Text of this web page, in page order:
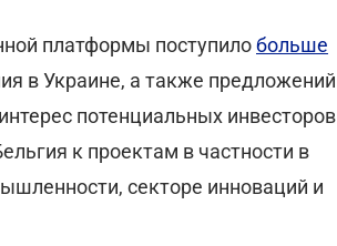
платформы поступилобольше
в Украине, а также предложений
потенциальных инвесторов
к проектам в частности в
секторе инноваций и